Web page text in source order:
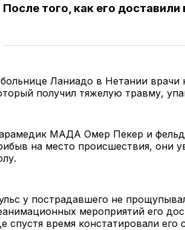
После того, как его
Ланиадо в Нетании врачи
получил тяжелую травму,
МАДА Омер Пекер и
на место происшествия, они
у пострадавшего не
мероприятий его
спустя время констатировали его